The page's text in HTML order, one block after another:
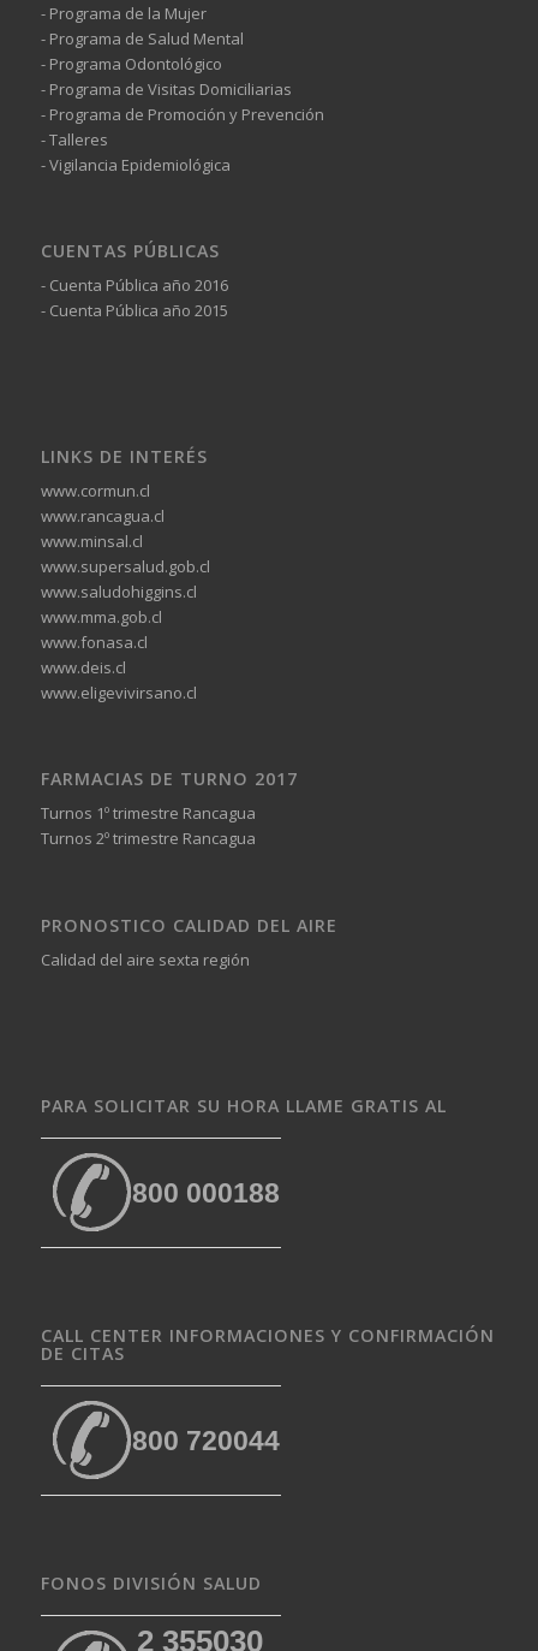
- Programa de la Mujer
- Programa de Salud Mental
- Programa Odontológico
- Programa de Visitas Domiciliarias
- Programa de Promoción y Prevención
- Talleres
- Vigilancia Epidemiológica
CUENTAS PÚBLICAS
- Cuenta Pública año 2016
- Cuenta Pública año 2015
LINKS DE INTERÉS
www.cormun.cl
www.rancagua.cl
www.minsal.cl
www.supersalud.gob.cl
www.saludohiggins.cl
www.mma.gob.cl
www.fonasa.cl
www.deis.cl
www.eligevivirsano.cl
FARMACIAS DE TURNO 2017
Turnos 1º trimestre Rancagua
Turnos 2º trimestre Rancagua
PRONOSTICO CALIDAD DEL AIRE
Calidad del aire sexta región
PARA SOLICITAR SU HORA LLAME GRATIS AL
800 000188
CALL CENTER INFORMACIONES Y CONFIRMACIÓN
DE CITAS
800 720044
FONOS DIVISIÓN SALUD
2 355030